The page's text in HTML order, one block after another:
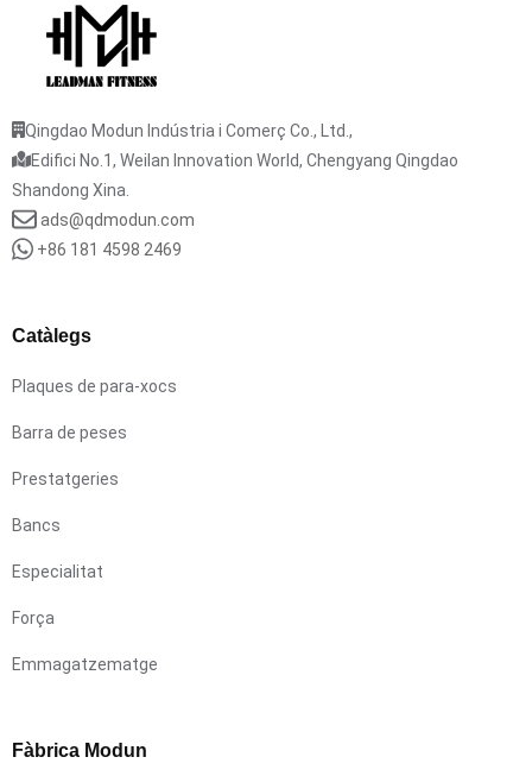
Qingdao Modun Indústria i Comerç Co., Ltd.,
Edifici No.1, Weilan Innovation World, Chengyang Qingdao
Shandong Xina.
ads@qdmodun.com
+86 181 4598 2469
Catàlegs
Plaques de para-xocs
Barra de peses
Prestatgeries
Bancs
Especialitat
Força
Emmagatzematge
Fàbrica Modun